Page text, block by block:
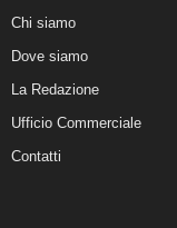
Chi siamo
Dove siamo
La Redazione
Ufficio Commerciale
Contatti